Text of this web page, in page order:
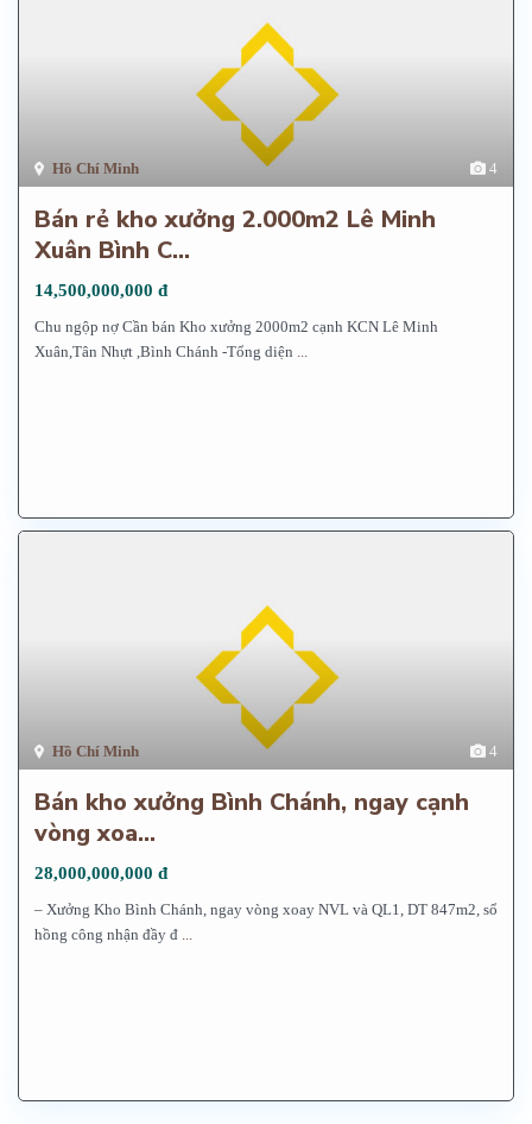
4
Hồ Chí Minh
Bán rẻ kho xưởng 2.000m2 Lê Minh
Xuân Bình C...
14,500,000,000 đ
Chu ngộp nợ Cần bán Kho xưởng 2000m2 cạnh KCN Lê Minh
Xuân,Tân Nhựt ,Bình Chánh -Tổng diện ...
4
Hồ Chí Minh
Bán kho xưởng Bình Chánh, ngay cạnh
vòng xoa...
28,000,000,000 đ
– Xưởng Kho Bình Chánh, ngay vòng xoay NVL và QL1, DT 847m2, sổ
hồng công nhận đầy đ ...